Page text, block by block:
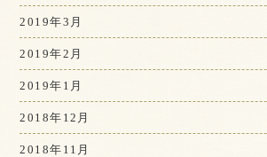
2019年3月
2019年2月
2019年1月
2018年12月
2018年11月